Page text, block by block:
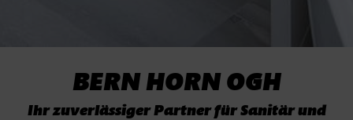
BERN HORN OGH
Ihr zuverlässiger Partner für Sanitär und